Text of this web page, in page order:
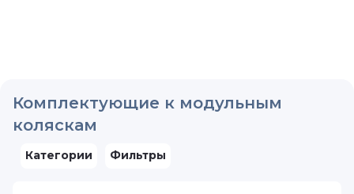
Комплектующие к модульным
коляскам
Категории Фильтры